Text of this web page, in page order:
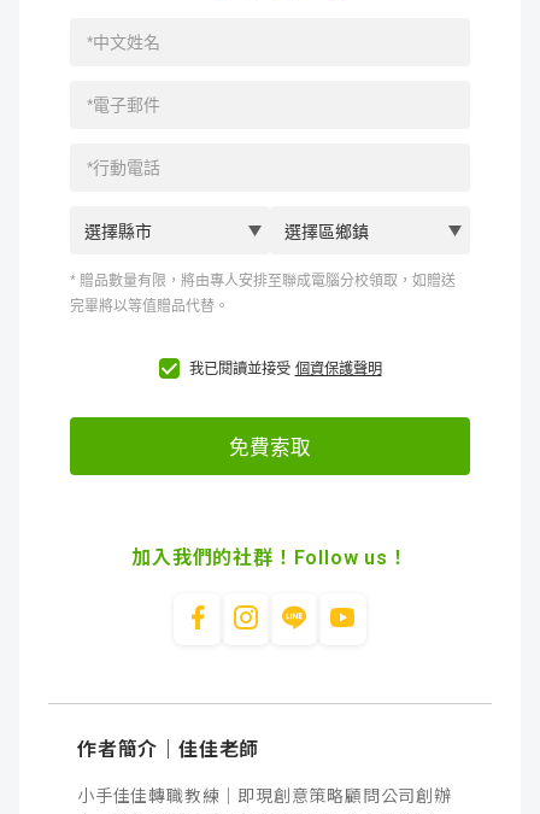
加入我們的社群！Follow us！
作者簡介｜佳佳老師
小手佳佳轉職教練｜即現創意策略顧問公司創辦